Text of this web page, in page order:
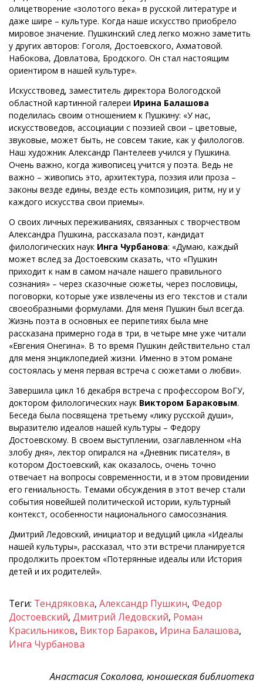
олицетворение «золотого века» в русской литературе и
даже шире – культуре. Когда наше искусство приобрело
мировое значение. Пушкинский след легко можно заметить
у других авторов: Гоголя, Достоевского, Ахматовой.
Набокова, Довлатова, Бродского. Он стал настоящим
ориентиром в нашей культуре».
Искусствовед, заместитель директора Вологодской
областной картинной галереи Ирина Балашова
поделилась своим отношением к Пушкину: «У нас,
искусствоведов, ассоциации с поэзией свои – цветовые,
звуковые, может быть, не совсем такие, как у филологов.
Наш художник Александр Пантелеев учился у Пушкина.
Очень важно, когда живописец учится у поэта. Ведь не
важно – живопись это, архитектура, поэзия или проза –
законы везде едины, везде есть композиция, ритм, ну и у
каждого искусства свои приемы».
О своих личных переживаниях, связанных с творчеством
Александра Пушкина, рассказала поэт, кандидат
филологических наук Инга Чурбанова: «Думаю, каждый
может вслед за Достоевским сказать, что «Пушкин
приходит к нам в самом начале нашего правильного
сознания» – через сказочные сюжеты, через пословицы,
поговорки, которые уже извлечены из его текстов и стали
своеобразными формулами. Для меня Пушкин был всегда.
Жизнь поэта в основных ее перипетиях была мне
рассказана примерно года в три, в четыре мне уже читали
«Евгения Онегина». В то время Пушкин действительно стал
для меня энциклопедией жизни. Именно в этом романе
состоялась у меня первая встреча с сюжетами о любви».
Завершила цикл 16 декабря встреча с профессором ВоГУ,
доктором филологических наук Виктором Бараковым.
Беседа была посвящена третьему «лику русской души»,
выразителю идеалов нашей культуры – Федору
Достоевскому. В своем выступлении, озаглавленном «На
злобу дня», лектор опирался на «Дневник писателя», в
котором Достоевский, как оказалось, очень точно
отвечает на вопросы современности, и в этом провидении
его гениальность. Темами обсуждения в этот вечер стали
события новейшей политической истории, культурный
контекст, особенности национального самосознания.
Дмитрий Ледовский, инициатор и ведущий цикла «Идеалы
нашей культуры», рассказал, что эти встречи планируется
продолжить проектом «Потерянные идеалы или История
детей и их родителей».
Теги: Тендряковка, Александр Пушкин, Федор
Достоевский, Дмитрий Ледовский, Роман
Красильников, Виктор Бараков, Ирина Балашова,
Инга Чурбанова
Анастасия Соколова, юношеская библиотека